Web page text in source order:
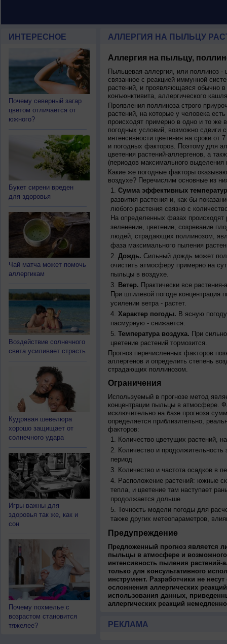
ИНТЕРЕСНОЕ
Почему северный загар
цветом отличается от
южного?
Букет сирени вреден
для здоровья
Чай матча может помочь
аллергикам
Воздействие солнечного
света усиливает страсть
Кудрявая шевелюра
хорошо защищает от
солнечного удара
Игры важны для
здоровья так же, как и
сон
Почему похмелье с
возрастом становится
тяжелее?
АЛЛЕРГИЯ НА ПЫЛЬЦУ
Аллергия на пыльцу,
Пыльцевая аллергия, или поллиноз -
связанное с реакцией иммунной
растений, и проявляющаяся обычно
конъюнктивита, аллергического
Проявления поллиноза строго
растений, на которые у человека
происходят примерно в одно и то же
погодных условий, возможно сдвиги
интенсивности цветения на сроки от
и погодных факторов. Поэтому для
цветения растений-аллергенов, а
(периодов максимального
Какие же погодные факторы
воздухе? Перечислим основные из
Сумма эффективных
развития растения и, как бы
любого растения связно с
На определенных фазах происходят
зеленение, цветение, созревание
людей, страдающих поллинозом,
фаза максимального пыления
Дождь. Сильный дождь может
очистить атмосферу примерно на
пыльцы в воздухе.
Ветер. Практически все
При штилевой погоде
усилении ветра - растет.
Характер погоды. В ясную
пасмурную - снижается.
Температура воздуха. При
цветение растений тормозится.
Прогноз перечисленных факторов
аллергенов и определить степень
страдающих поллинозом.
Ограничения
Используемый в прогнозе метод
концентрации пыльцы в атмосфере.
исключительно на базе прогноза
определяется приблизительно,
факторов:
Количество цветущих растений,
Количество и продолжительность
период
Количество и частота осадков в
Расположение растений: южные
тепла, и цветение там наступает
продолжается дольше
Точность модели погоды для
также других метеопараметров,
Предупреждение
Предложенный прогноз является
пыльцы в атмосфере и
интенсивность пыления растений-
только для консультативного
инструмент. Разработчики не
осложнения аллергических
использования данных,
аллергических реакций
РЕКЛАМА